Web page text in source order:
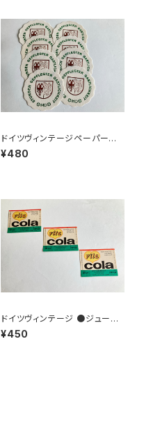
ドイツヴィンテージペーパーコ
ースター8枚組●HO
¥480
ドイツヴィンテージ ●ジュース
ラベル3枚組●vitacolaビタコ
ーラ
¥450